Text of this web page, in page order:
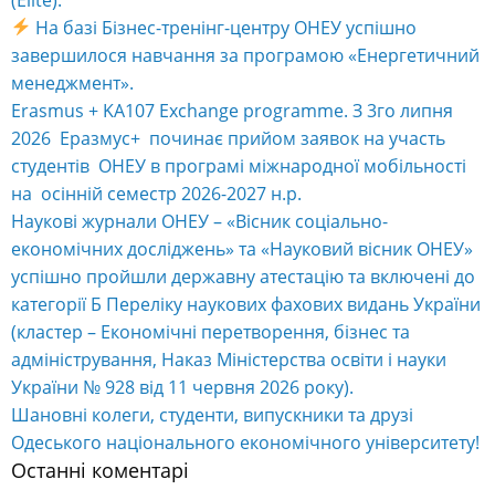
менеджмент».
Erasmus + KA107 Exchange programme. З 3го липня
2026 Еразмус+ починає прийом заявок на участь
студентів ОНЕУ в програмі міжнародної мобільності
на осінній семестр 2026-2027 н.р.
Наукові журнали ОНЕУ – «Вісник соціально-
економічних досліджень» та «Науковий вісник ОНЕУ»
успішно пройшли державну атестацію та включені до
категорії Б Переліку наукових фахових видань України
(кластер – Економічні перетворення, бізнес та
адміністрування, Наказ Міністерства освіти і науки
України № 928 від 11 червня 2026 року).
Шановні колеги, студенти, випускники та друзі
Одеського національного економічного університету!
Останні коментарі
АннадоЯк відзначити Всесвітній день музеїв та День
вишиванки в Одесі цікаво і при цьому безкоштовно!